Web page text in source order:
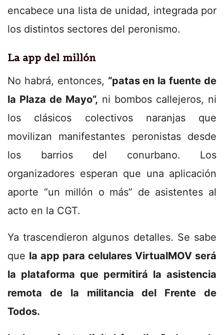
encabece una lista de unidad, integrada por
los distintos sectores del peronismo.
La app del millón
No habrá, entonces, “patas en la fuente de
la Plaza de Mayo”, ni bombos callejeros, ni
los clásicos colectivos naranjas que
movilizan manifestantes peronistas desde
los barrios del conurbano. Los
organizadores esperan que una aplicación
aporte “un millón o más” de asistentes al
acto en la CGT.
Ya trascendieron algunos detalles. Se sabe
que la app para celulares VirtualMOV será
la plataforma que permitirá la asistencia
remota de la militancia del Frente de
Todos.